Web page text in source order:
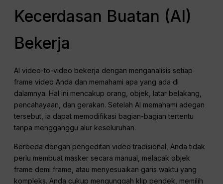
Kecerdasan Buatan (AI)
Bekerja
AI video-to-video bekerja dengan menganalisis setiap
frame video Anda dan memahami apa yang ada di
dalamnya. Hal ini mencakup orang, objek, latar belakang,
pencahayaan, dan gerakan. Setelah AI memahami adegan
tersebut, ia dapat memodifikasi bagian-bagian tertentu
tanpa mengganggu alur keseluruhan.
Berbeda dengan pengeditan video tradisional, Anda tidak
perlu membuat masker secara manual, melacak objek
frame demi frame, atau menyesuaikan garis waktu yang
kompleks. Anda cukup mengunggah klip pendek, memilih